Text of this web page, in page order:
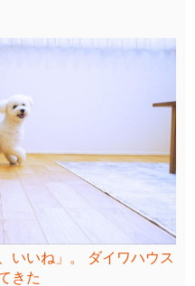
いいね」。 ダイワハウス
きた